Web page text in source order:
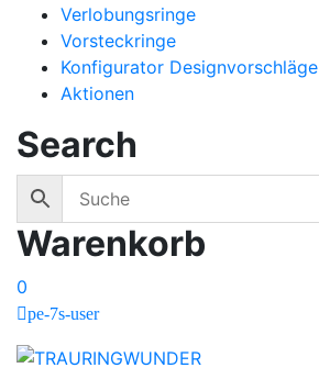
Verlobungsringe
Vorsteckringe
Konfigurator Designvorschläge
Aktionen
Search
Warenkorb
0
pe-7s-user